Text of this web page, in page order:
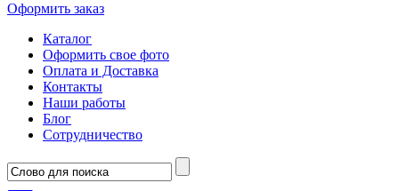
Оформить заказ
Каталог
Оформить свое фото
Оплата и Доставка
Контакты
Наши работы
Блог
Сотрудничество